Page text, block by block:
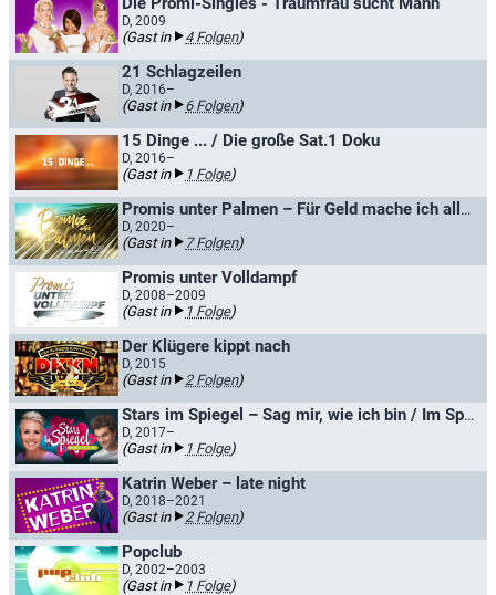
D, 2009
(Gast in 4 Folgen)
21 Schlagzeilen
D, 2016–
(Gast in 6 Folgen)
15 Dinge ... / Die große Sat.1 Doku
D, 2016–
(Gast in 1 Folge)
Promis unter Palmen – Für Geld mache ich alles!
D, 2020–
(Gast in 7 Folgen)
Promis unter Volldampf
D, 2008–2009
(Gast in 1 Folge)
Der Klügere kippt nach
D, 2015
(Gast in 2 Folgen)
Stars im Spiegel – Sag mir, wie ich bin / Im Spiegel der Anderen
D, 2017–
(Gast in 1 Folge)
Katrin Weber – late night
D, 2018–2021
(Gast in 2 Folgen)
Popclub
D, 2002–2003
(Gast in 1 Folge)